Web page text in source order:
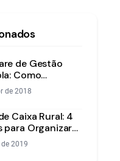
de Gestão
Como
a
da
de 2018
Caixa Rural: 4
para Organizar
de 2019